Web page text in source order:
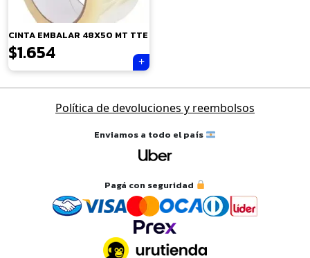
CINTA EMBALAR 48X50 MT TTE
$1.654
Política de devoluciones y reembolsos
Enviamos a todo el país
Pagá con seguridad
Tu carrito está vacío.
automáticamente.